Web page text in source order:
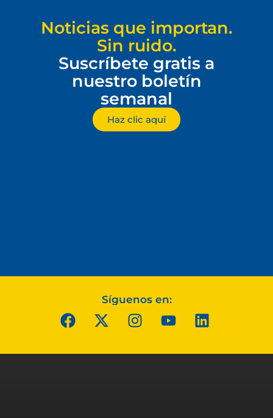
Noticias que importan.
Sin ruido.
Suscríbete gratis a
nuestro boletín
semanal
Haz clic aquí
Síguenos en: